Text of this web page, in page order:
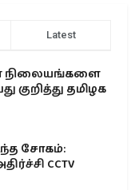
Latest
நிலையங்களை
குறித்து தமிழக
சோகம்:
CCTV